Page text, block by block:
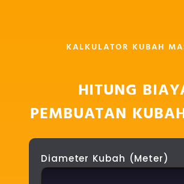
KALKULATOR KUBAH
HITUNG
PEMBUATAN
Diameter Kubah (Meter)